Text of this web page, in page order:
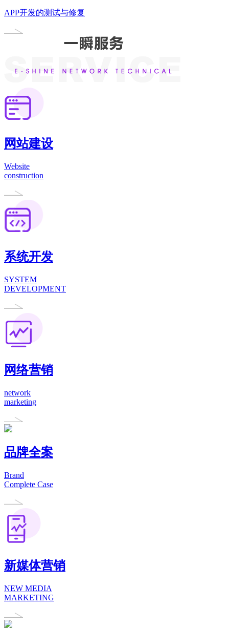
APP开发的测试与修复
网站建设
Website
construction
系统开发
SYSTEM
DEVELOPMENT
网络营销
network
marketing
品牌全案
Brand
Complete Case
新媒体营销
NEW MEDIA
MARKETING